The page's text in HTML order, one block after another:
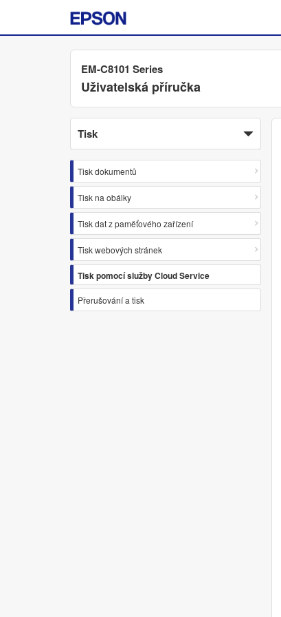
EM-C8101 Series
Uživatelská příručka
Tisk
Tisk dokumentů
Tisk na obálky
Tisk dat z paměťového zařízení
Tisk webových stránek
Tisk pomocí služby Cloud Service
Přerušování a tisk